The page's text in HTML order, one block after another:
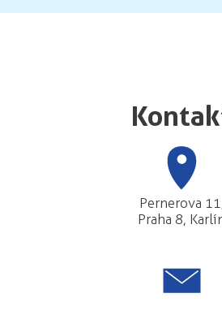
Pernerova
Praha 8,